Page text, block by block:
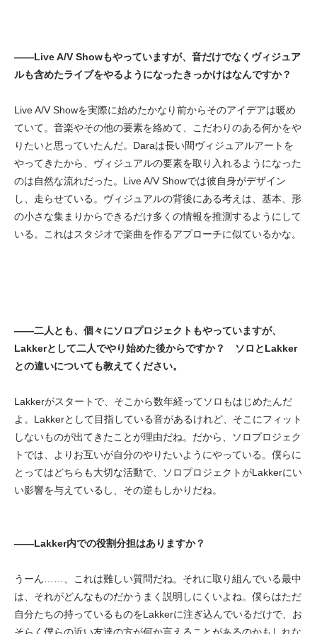
——Live A/V Showもやっていますが、音だけでなくヴィジュア
ルも含めたライブをやるようになったきっかけはなんですか？
Live A/V Showを実際に始めたかなり前からそのアイデアは暖め
ていて。音楽やその他の要素を絡めて、こだわりのある何かをや
りたいと思っていたんだ。Daraは長い間ヴィジュアルアートを
やってきたから、ヴィジュアルの要素を取り入れるようになった
のは自然な流れだった。Live A/V Showでは彼自身がデザイン
し、走らせている。ヴィジュアルの背後にある考えは、基本、形
の小さな集まりからできるだけ多くの情報を推測するようにして
いる。これはスタジオで楽曲を作るアプローチに似ているかな。
——二人とも、個々にソロプロジェクトもやっていますが、
Lakkerとして二人でやり始めた後からですか？ ソロとLakker
との違いについても教えてください。
Lakkerがスタートで、そこから数年経ってソロもはじめたんだ
よ。Lakkerとして目指している音があるけれど、そこにフィット
しないものが出てきたことが理由だね。だから、ソロプロジェク
トでは、よりお互いが自分のやりたいようにやっている。僕らに
とってはどちらも大切な活動で、ソロプロジェクトがLakkerにい
い影響を与えているし、その逆もしかりだね。
——Lakker内での役割分担はありますか？
うーん……、これは難しい質問だね。それに取り組んでいる最中
は、それがどんなものだかうまく説明しにくいよね。僕らはただ
自分たちの持っているものをLakkerに注ぎ込んでいるだけで、お